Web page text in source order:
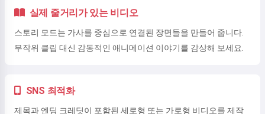
실제 줄거리가 있는 비디오
스토리 모드는 가사를 중심으로 연결된 장면들을 만들어 줍니다.
무작위 클립 대신 감동적인 애니메이션 이야기를 감상해 보세요.
SNS 최적화
제목과 엔딩 크레딧이 포함된 세로형 또는 가로형 비디오를 제작